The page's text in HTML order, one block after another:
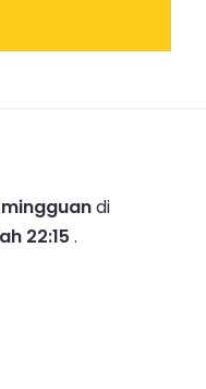
di
22:15 .